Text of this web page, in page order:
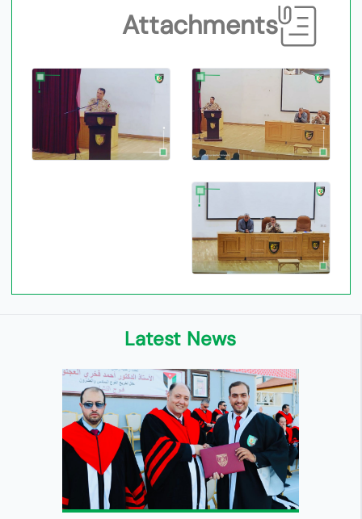
Attachments
Latest News